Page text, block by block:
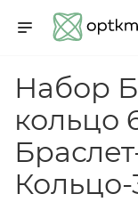
Набор
кольцо